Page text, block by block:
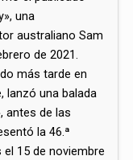
una
australiano Sam
de 2021.​
más tarde en
lanzó una balada
antes de las
la 46.ª
el 15 de noviembre